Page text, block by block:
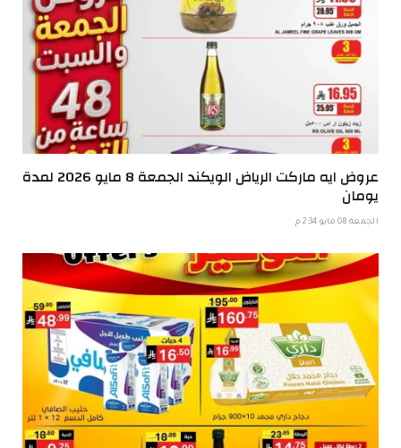
عروض ايه ماركت الرياض الويكند الجمعة 8 مايو 2026 لمدة
يومان
الجمعة 08 مايو 2:34 م